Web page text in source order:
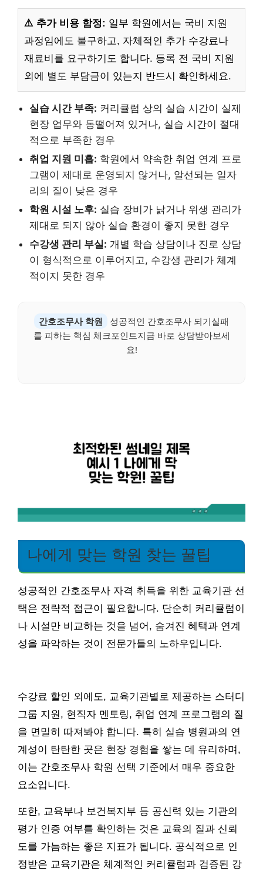
⚠️ 추가 비용 함정: 일부 학원에서는 국비 지원
과정임에도 불구하고, 자체적인 추가 수강료나
재료비를 요구하기도 합니다. 등록 전 국비 지원
외에 별도 부담금이 있는지 반드시 확인하세요.
실습 시간 부족: 커리큘럼 상의 실습 시간이 실제
현장 업무와 동떨어져 있거나, 실습 시간이 절대
적으로 부족한 경우
취업 지원 미흡: 학원에서 약속한 취업 연계 프로
그램이 제대로 운영되지 않거나, 알선되는 일자
리의 질이 낮은 경우
학원 시설 노후: 실습 장비가 낡거나 위생 관리가
제대로 되지 않아 실습 환경이 좋지 못한 경우
수강생 관리 부실: 개별 학습 상담이나 진로 상담
이 형식적으로 이루어지고, 수강생 관리가 체계
적이지 못한 경우
간호조무사 학원
성공적인 간호조무사 되기실패
를 피하는 핵심 체크포인트지금 바로 상담받아보세
요!
나에게 맞는 학원 찾는 꿀팁
성공적인 간호조무사 자격 취득을 위한 교육기관 선
택은 전략적 접근이 필요합니다. 단순히 커리큘럼이
나 시설만 비교하는 것을 넘어, 숨겨진 혜택과 연계
성을 파악하는 것이 전문가들의 노하우입니다.
수강료 할인 외에도, 교육기관별로 제공하는 스터디
그룹 지원, 현직자 멘토링, 취업 연계 프로그램의 질
을 면밀히 따져봐야 합니다. 특히 실습 병원과의 연
계성이 탄탄한 곳은 현장 경험을 쌓는 데 유리하며,
이는 간호조무사 학원 선택 기준에서 매우 중요한
요소입니다.
또한, 교육부나 보건복지부 등 공신력 있는 기관의
평가 인증 여부를 확인하는 것은 교육의 질과 신뢰
도를 가늠하는 좋은 지표가 됩니다. 공식적으로 인
정받은 교육기관은 체계적인 커리큘럼과 검증된 강